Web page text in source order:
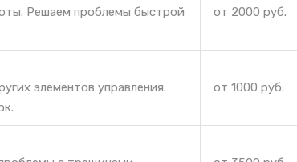
Решаем проблемы быстрой
от 2000 руб.
элементов управления.
от 1000 руб.